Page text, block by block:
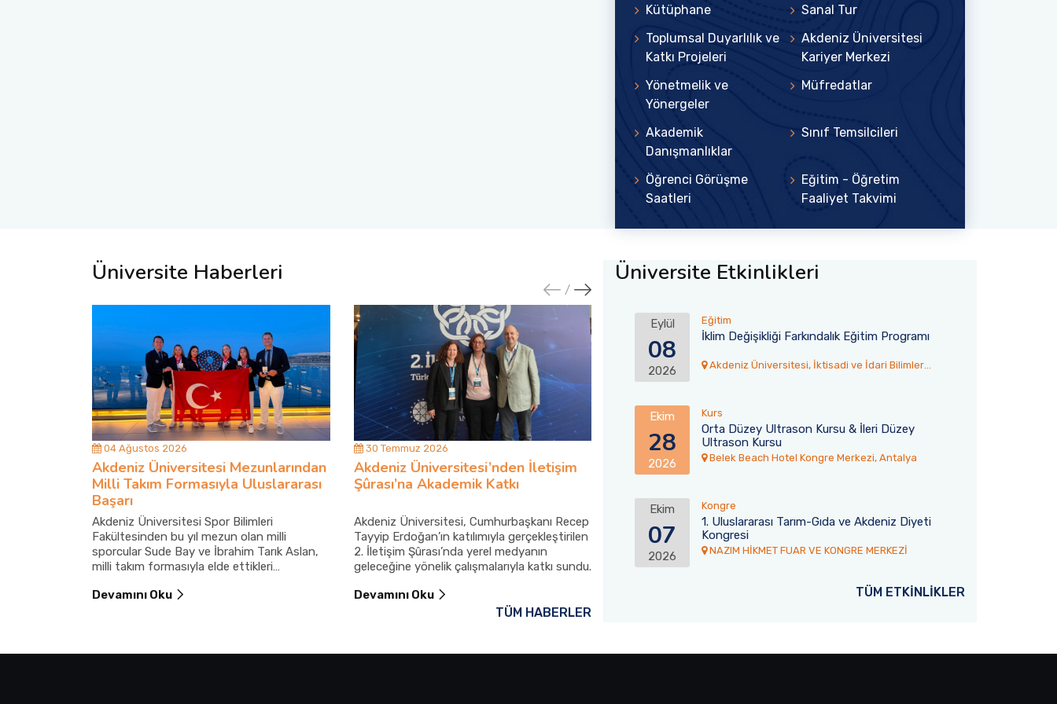
Kütüphane
Sanal Tur
Toplumsal Duyarlılık ve
Katkı Projeleri
Akdeniz Üniversitesi
Kariyer Merkezi
Yönetmelik ve
Yönergeler
Müfredatlar
Akademik
Danışmanlıklar
Sınıf Temsilcileri
Öğrenci Görüşme
Saatleri
Eğitim - Öğretim
Faaliyet Takvimi
Üniversite Haberleri
04 Ağustos 2026
Akdeniz Üniversitesi Mezunlarından
Milli Takım Formasıyla Uluslararası
Başarı
Akdeniz Üniversitesi Spor Bilimleri
Fakültesinden bu yıl mezun olan milli
sporcular Sude Bay ve İbrahim Tarık Aslan,
milli takım formasıyla elde ettikleri
Türkiye’ye gurur yaşattı.
Devamını Oku
30 Temmuz 2026
Akdeniz Üniversitesi’nden İletişim
Şûrası’na Akademik Katkı
Akdeniz Üniversitesi, Cumhurbaşkanı Recep
Tayyip Erdoğan’ın katılımıyla gerçekleştirilen
2. İletişim Şûrası’nda yerel medyanın
geleceğine yönelik çalışmalarıyla katkı sundu.
Devamını Oku
30 Temmuz 2026
Akdeniz Üniversitesi’nden
Desteği
Akdeniz Üniversitesi, Kumluca’nın Yazır
mahallesindeki yangın için üniversiteye ait
itfaiye aracını Kumluca’ya gönderdi.
Akdeniz TÖMER’den 77
Akdeniz Üniversitesi Türkçe
dünyanın farklı ülkelerinden
Devamını Oku
TÜM HABERLER
Üniversite Etkinlikleri
Eylül
08
2026
Eğitim
İklim Değişikliği Farkındalık Eğitim Programı
Akdeniz Üniversitesi, İktisadi ve İdari Bilimler
Ekim
28
2026
Kurs
Orta Düzey Ultrason Kursu & İleri Düzey
Ultrason Kursu
Belek Beach Hotel Kongre Merkezi, Antalya
Ekim
07
2026
Kongre
1. Uluslararası Tarım-Gıda ve Akdeniz Diyeti
Kongresi
NAZIM HİKMET FUAR VE KONGRE MERKEZİ
TÜM ETKİNLİKLER